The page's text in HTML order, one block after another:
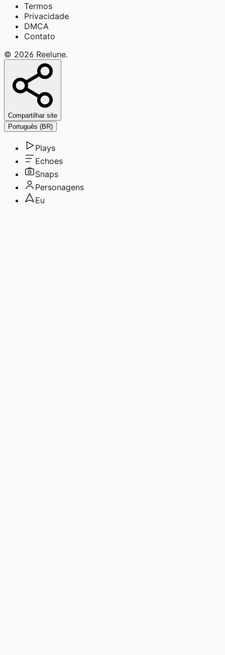
Termos
Privacidade
DMCA
Contato
© 2026 Reelune.
Compartilhar site
Português (BR)
Plays
Echoes
Snaps
Personagens
Eu